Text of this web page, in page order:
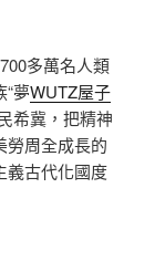
多萬名人類
夢WUTZ屋子
希冀，把精神
勞周全成長的
義古代化國度